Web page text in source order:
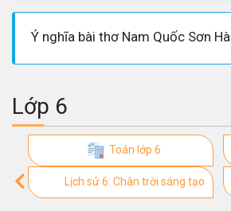
Ý nghĩa bài thơ Nam Quốc Sơn Hà
Lớp 6
Toán lớp 6
Lịch sử 6: Chân trời sáng tạo